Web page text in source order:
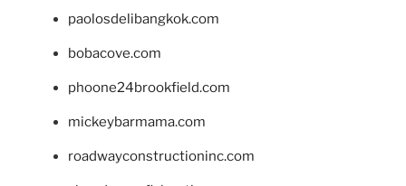
paolosdelibangkok.com
bobacove.com
phoone24brookfield.com
mickeybarmama.com
roadwayconstructioninc.com